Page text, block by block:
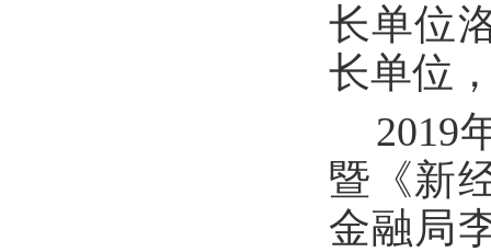
长单位
长单位
2019
暨《新
金融局